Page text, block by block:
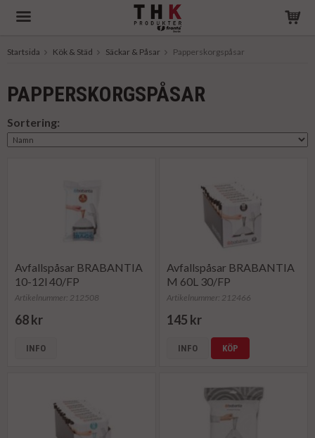
Startsida Kök & Städ Säckar & Påsar Papperskorgspåsar
PAPPERSKORGSPÅSAR
Sortering:
Avfallspåsar BRABANTIA
10-12l 40/FP
Artikelnummer: 212508
68 kr
INFO
Avfallspåsar BRABANTIA
M 60L 30/FP
Artikelnummer: 212466
145 kr
INFO KÖP